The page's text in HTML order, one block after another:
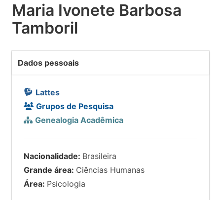
Maria Ivonete Barbosa
Tamboril
Dados pessoais
Lattes
Grupos de Pesquisa
Genealogia Acadêmica
Nacionalidade: Brasileira
Grande área: Ciências Humanas
Área: Psicologia